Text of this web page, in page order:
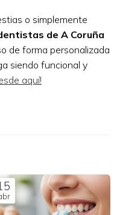
o simplemente
de A Coruña
de forma personalizada
siendo funcional y
aquí!